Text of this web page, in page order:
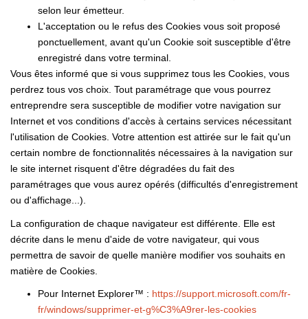
selon leur émetteur.
L'acceptation ou le refus des Cookies vous soit proposé
ponctuellement, avant qu'un Cookie soit susceptible d'être
enregistré dans votre terminal.
Vous êtes informé que si vous supprimez tous les Cookies, vous
perdrez tous vos choix. Tout paramétrage que vous pourrez
entreprendre sera susceptible de modifier votre navigation sur
Internet et vos conditions d'accès à certains services nécessitant
l'utilisation de Cookies. Votre attention est attirée sur le fait qu'un
certain nombre de fonctionnalités nécessaires à la navigation sur
le site internet risquent d'être dégradées du fait des
paramétrages que vous aurez opérés (difficultés d'enregistrement
ou d'affichage...).
La configuration de chaque navigateur est différente. Elle est
décrite dans le menu d'aide de votre navigateur, qui vous
permettra de savoir de quelle manière modifier vos souhaits en
matière de Cookies.
Pour Internet Explorer™ : https://support.microsoft.com/fr-
fr/windows/supprimer-et-g%C3%A9rer-les-cookies